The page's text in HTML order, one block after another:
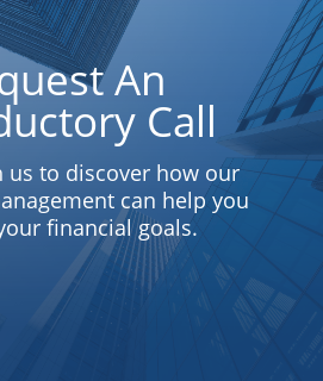
An
Call
us to discover how our
can help you
financial goals.